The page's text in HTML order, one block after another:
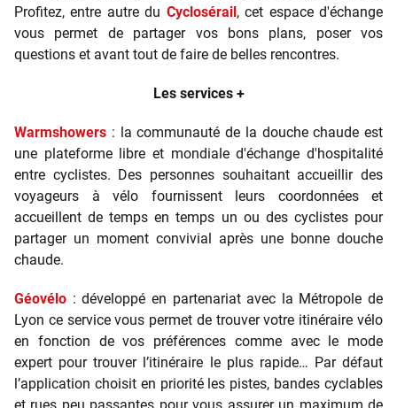
Profitez, entre autre du Cyclosérail, cet espace d'échange
vous permet de partager vos bons plans, poser vos
questions et avant tout de faire de belles rencontres.
Les services +
Warmshowers : la communauté de la douche chaude est
une plateforme libre et mondiale d'échange d'hospitalité
entre cyclistes. Des personnes souhaitant accueillir des
voyageurs à vélo fournissent leurs coordonnées et
accueillent de temps en temps un ou des cyclistes pour
partager un moment convivial après une bonne douche
chaude.
Géovélo : développé en partenariat avec la Métropole de
Lyon ce service vous permet de trouver votre itinéraire vélo
en fonction de vos préférences comme avec le mode
expert pour trouver l’itinéraire le plus rapide… Par défaut
l’application choisit en priorité les pistes, bandes cyclables